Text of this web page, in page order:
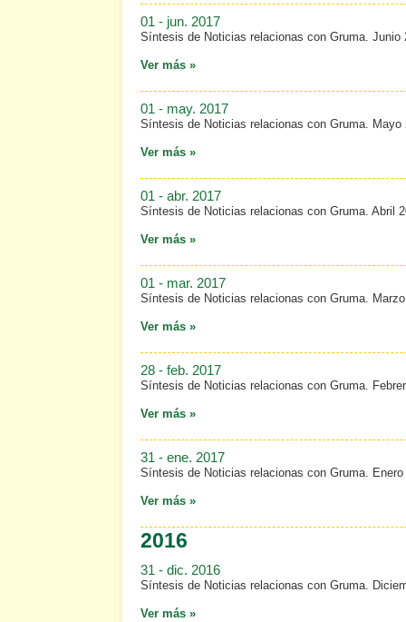
01 - jun. 2017
Síntesis de Noticias relacionas con Gruma. Junio
Ver más »
01 - may. 2017
Síntesis de Noticias relacionas con Gruma. Mayo
Ver más »
01 - abr. 2017
Síntesis de Noticias relacionas con Gruma. Abril
Ver más »
01 - mar. 2017
Síntesis de Noticias relacionas con Gruma.
Ver más »
28 - feb. 2017
Síntesis de Noticias relacionas con Gruma.
Ver más »
31 - ene. 2017
Síntesis de Noticias relacionas con Gruma. Enero
Ver más »
2016
31 - dic. 2016
Síntesis de Noticias relacionas con Gruma.
Ver más »